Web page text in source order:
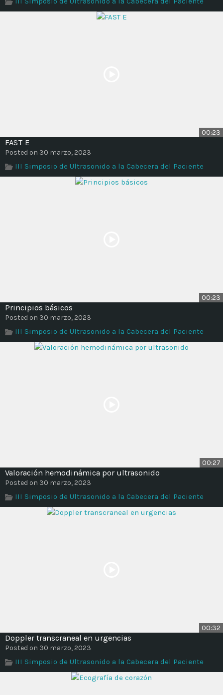
Time
00:23
FAST E
Posted on 30 marzo, 2023
III Simposio de Ultrasonido a la Cabecera del Paciente
00:23
Principios básicos
Posted on 30 marzo, 2023
III Simposio de Ultrasonido a la Cabecera del Paciente
00:27
Valoración hemodinámica por ultrasonido
Posted on 30 marzo, 2023
III Simposio de Ultrasonido a la Cabecera del Paciente
00:32
Doppler transcraneal en urgencias
Posted on 30 marzo, 2023
III Simposio de Ultrasonido a la Cabecera del Paciente